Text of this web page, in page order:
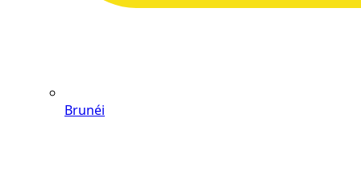
Brunéi